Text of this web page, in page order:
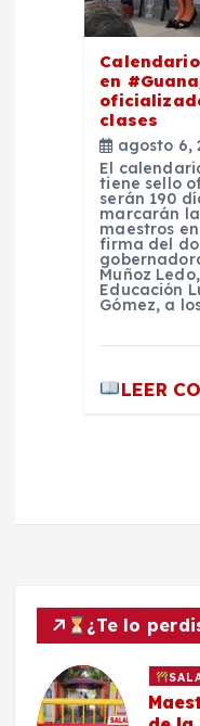
en
clases
agosto 6,
El
tiene sello
serán 190
marcarán
maestros
firma del
Muñoz
Educación
Gómez, a
LEER
¿Te lo